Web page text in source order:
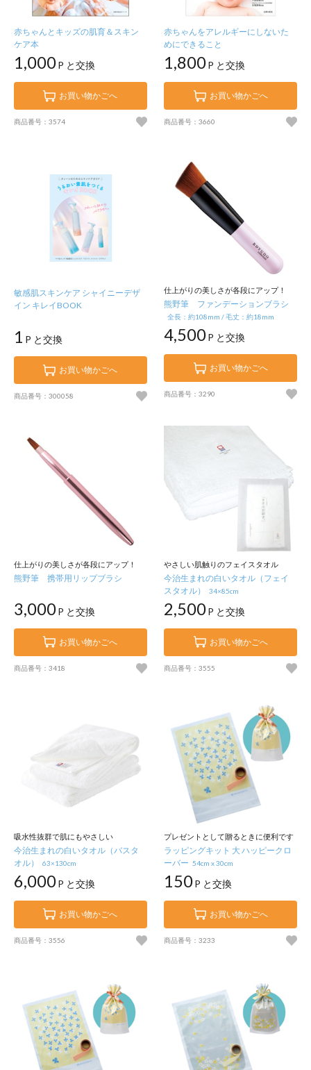
赤ちゃんとキッズの肌育＆スキン
ケア本
1,000P と交換
お買い物かごへ
商品番号：3574
赤ちゃんをアレルギーにしないた
めにできること
1,800P と交換
お買い物かごへ
商品番号：3660
敏感肌スキンケア シャイニーデザ
イン キレイBOOK
1 P と交換
お買い物かごへ
商品番号：300058
仕上がりの美しさが各段にアップ！
熊野筆 ファンデーションブラシ
全長：約108mm / 毛丈：約18mm
4,500P と交換
お買い物かごへ
商品番号：3290
仕上がりの美しさが各段にアップ！
熊野筆 携帯用リップブラシ
3,000P と交換
お買い物かごへ
商品番号：3418
やさしい肌触りのフェイスタオル
今治生まれの白いタオル（フェイ
スタオル）
34×85cm
2,500P と交換
お買い物かごへ
商品番号：3555
吸水性抜群で肌にもやさしい
今治生まれの白いタオル（バスタ
オル）
63×130cm
6,000P と交換
お買い物かごへ
商品番号：3556
プレゼントとして贈るときに便利です
ラッピングキット 大 ハッピークロ
ーバー 54cm x 30cm
150P と交換
お買い物かごへ
商品番号：3233